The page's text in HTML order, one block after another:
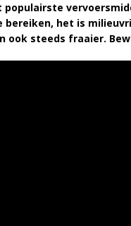
bereiken, het is
ook steeds fraaier.